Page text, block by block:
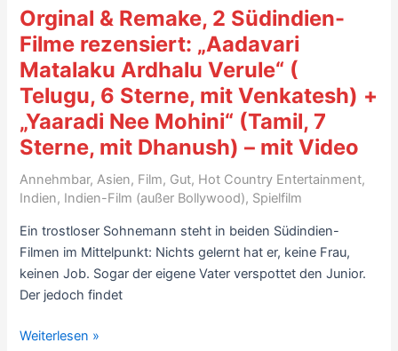
mit
John
Abraham;
mit
Trailer)
–
7
Sterne
Orginal & Remake, 2 Südindien-
Filme rezensiert: „Aadavari
Matalaku Ardhalu Verule“ (
Telugu, 6 Sterne, mit Venkatesh) +
„Yaaradi Nee Mohini“ (Tamil, 7
Sterne, mit Dhanush) – mit Video
Annehmbar,Asien, Film, Gut, Hot Country Entertainment,
Indien, Indien-Film (außer Bollywood), Spielfilm
Ein trostloser Sohnemann steht in beiden Südindien-
Filmen im Mittelpunkt: Nichts gelernt hat er, keine Frau,
keinen Job. Sogar der eigene Vater verspottet den Junior.
Der jedoch findet
Orginal
Weiterlesen »